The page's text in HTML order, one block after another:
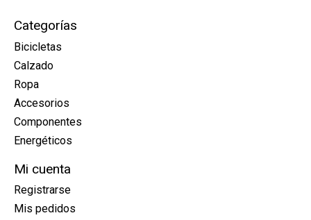
Categorías
Bicicletas
Calzado
Ropa
Accesorios
Componentes
Energéticos
Mi cuenta
Registrarse
Mis pedidos